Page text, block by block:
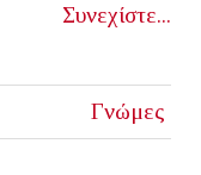
Συνεχίστε...
Γνώμες